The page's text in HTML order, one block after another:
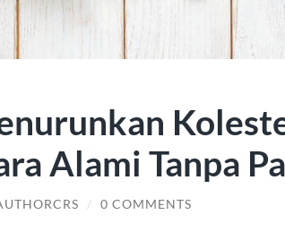
Alami Tanpa
/ 0 COMMENTS